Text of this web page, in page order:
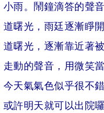
小雨。鬧鐘滴答的聲
道曙光，雨廷逐漸睜
道曙光，逐漸靠近著
走動的聲音，用微笑
今天氣氣色似乎很不
或許明天就可以出院